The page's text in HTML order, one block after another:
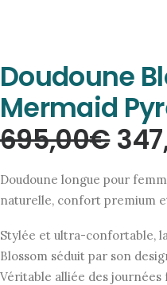
Doudoune
Mermaid
695,00€ Le
prix
Doudoune longue pour
naturelle, confort premium
Stylée et ultra-confortable,
Blossom séduit par son
Véritable alliée des journées